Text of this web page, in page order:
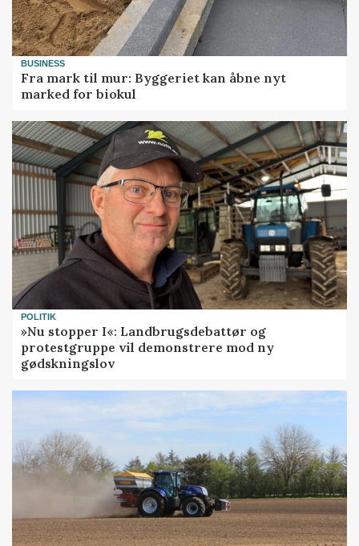
BUSINESS
Fra mark til mur: Byggeriet kan åbne nyt
marked for biokul
POLITIK
»Nu stopper I«: Landbrugsdebattør og
protestgruppe vil demonstrere mod ny
gødskningslov